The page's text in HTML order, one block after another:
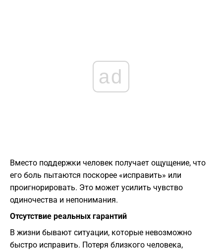
ad
Вместо поддержки человек получает ощущение, что
его боль пытаются поскорее «исправить» или
проигнорировать. Это может усилить чувство
одиночества и непонимания.
Отсутствие реальных гарантий
В жизни бывают ситуации, которые невозможно
быстро исправить. Потеря близкого человека,